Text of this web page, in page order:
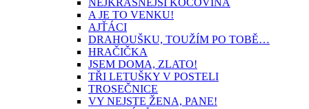
NEJKRÁSNĚJŠÍ KOCOVINA
A JE TO VENKU!
AJŤÁCI
DRAHOUŠKU, TOUŽÍM PO TOBĚ…
HRAČIČKA
JSEM DOMA, ZLATO!
TŘI LETUŠKY V POSTELI
TROSEČNICE
VY NEJSTE ŽENA, PANE!